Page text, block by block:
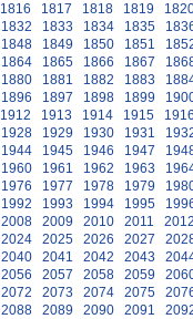
1816 1817 1818 1819
1832 1833 1834 1835
1848 1849 1850 1851
1864 1865 1866 1867
1880 1881 1882 1883
1896 1897 1898 1899
1912 1913 1914 1915
1928 1929 1930 1931
1944 1945 1946 1947
1960 1961 1962 1963
1976 1977 1978 1979
1992 1993 1994 1995
2008 2009 2010 2011
2024 2025 2026 2027
2040 2041 2042 2043
2056 2057 2058 2059
2072 2073 2074 2075
2088 2089 2090 2091